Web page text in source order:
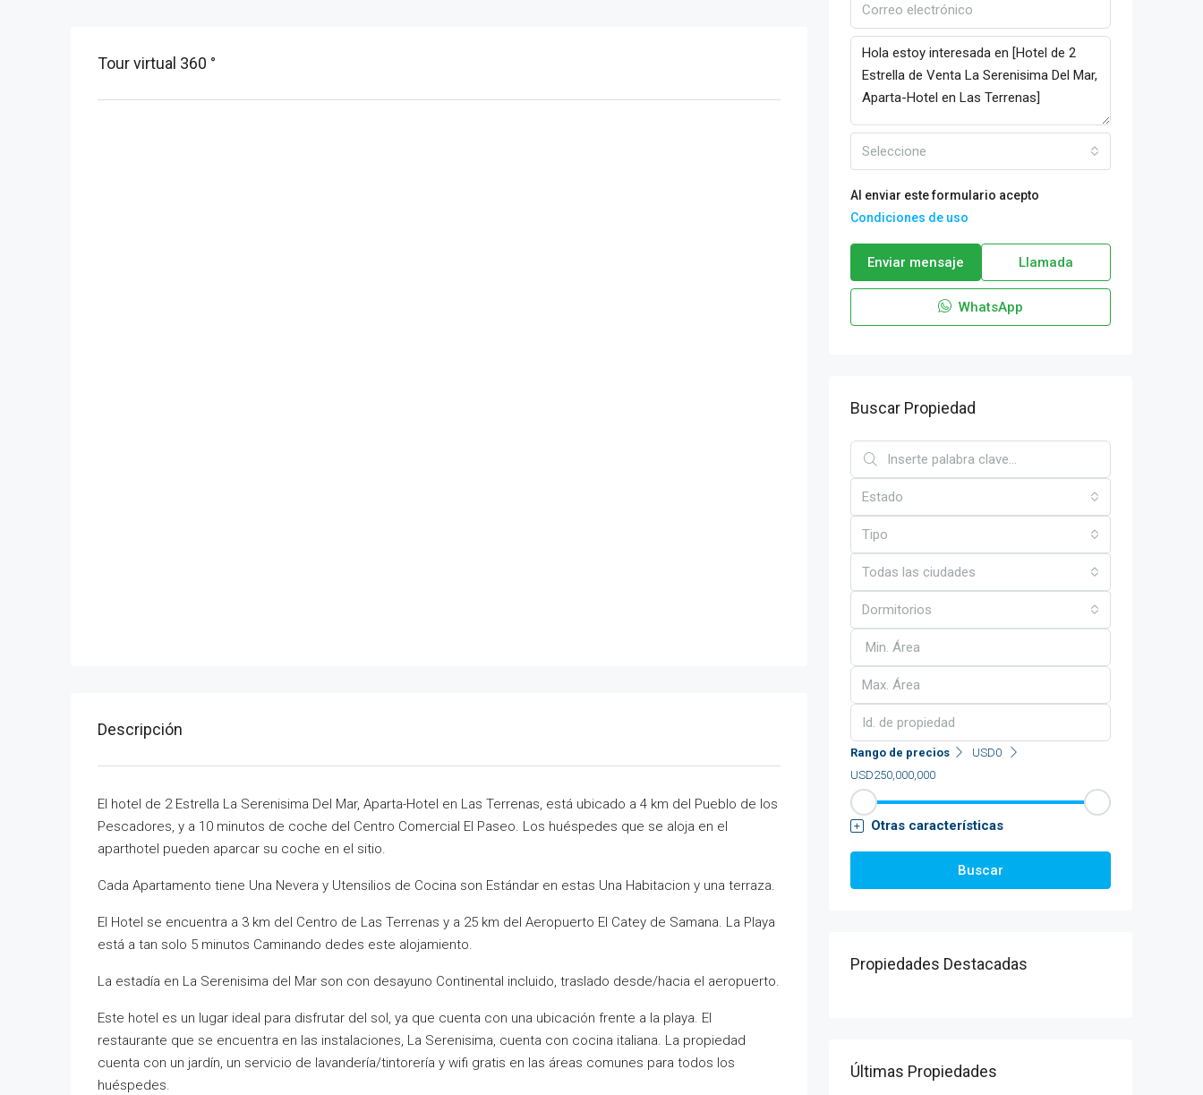
Tour virtual 360 °
Descripción
El hotel de 2 Estrella La Serenisima Del Mar, Aparta-Hotel en Las Terrenas, está ubicado a 4 km del Pueblo de los
Pescadores, y a 10 minutos de coche del Centro Comercial El Paseo. Los huéspedes que se aloja en el
aparthotel pueden aparcar su coche en el sitio.
Cada Apartamento tiene Una Nevera y Utensilios de Cocina son Estándar en estas Una Habitacion y una terraza.
El Hotel se encuentra a 3 km del Centro de Las Terrenas y a 25 km del Aeropuerto El Catey de Samana. La Playa
está a tan solo 5 minutos Caminando dedes este alojamiento.
La estadía en La Serenisima del Mar son con desayuno Continental incluido, traslado desde/hacia el aeropuerto.
Este hotel es un lugar ideal para disfrutar del sol, ya que cuenta con una ubicación frente a la playa. El
restaurante que se encuentra en las instalaciones, La Serenisima, cuenta con cocina italiana. La propiedad
cuenta con un jardín, un servicio de lavandería/tintorería y wifi gratis en las áreas comunes para todos los
huéspedes.
Seleccione
Al enviar este formulario acepto
Condiciones de uso
Enviar mensaje Llamada
WhatsApp
Buscar Propiedad
Estado
Tipo
Todas las ciudades
Dormitorios
Rango de precios
USD0
USD250,000,000
Otras características
Buscar
Propiedades Destacadas
Últimas Propiedades